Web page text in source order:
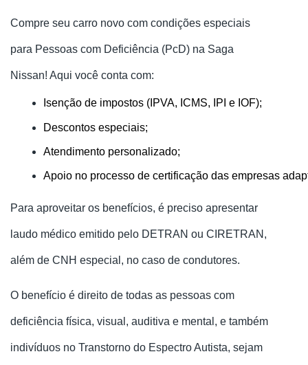
Compre seu carro novo com condições especiais
para Pessoas com Deficiência (PcD) na Saga
Nissan! Aqui você conta com:
Isenção de impostos (IPVA, ICMS, IPI e IOF);
Descontos especiais;
Atendimento personalizado;
Apoio no processo de certificação das empresas
Para aproveitar os benefícios, é preciso apresentar
laudo médico emitido pelo DETRAN ou CIRETRAN,
além de CNH especial, no caso de condutores.
O benefício é direito de todas as pessoas com
deficiência física, visual, auditiva e mental, e também
indivíduos no Transtorno do Espectro Autista, sejam